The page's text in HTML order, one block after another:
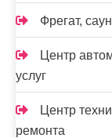
Фрегат,
Центр
услуг
Центр
ремонта